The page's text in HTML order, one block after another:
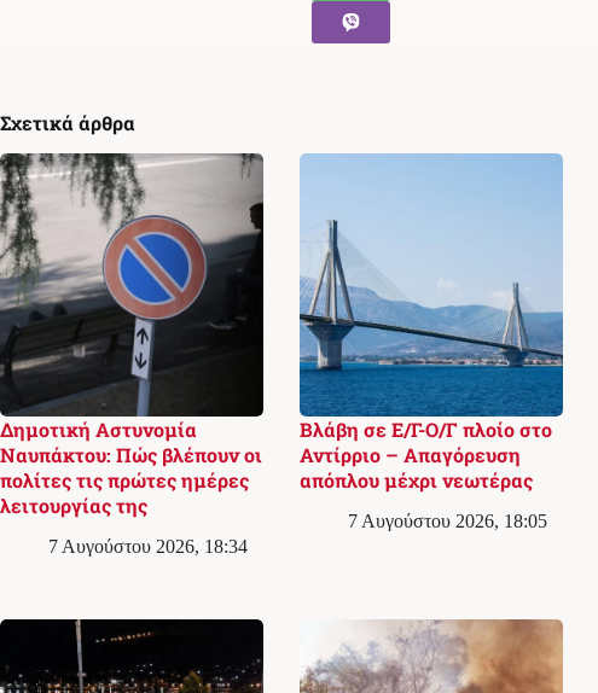
Σχετικά άρθρα
Δημοτική Αστυνομία
Ναυπάκτου: Πώς βλέπουν οι
πολίτες τις πρώτες ημέρες
λειτουργίας της
7 Αυγούστου 2026, 18:34
Βλάβη σε Ε/Γ-Ο/Γ πλοίο στο
Αντίρριο – Απαγόρευση
απόπλου μέχρι νεωτέρας
7 Αυγούστου 2026, 18:05